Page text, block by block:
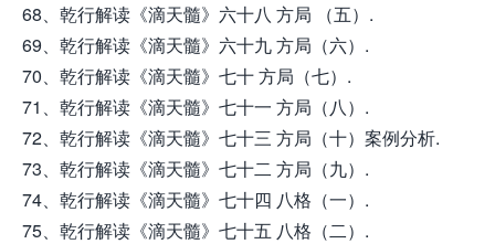
68、乾行解读《滴天髓》六十八 方局 （五）.
69、乾行解读《滴天髓》六十九 方局（六）.
70、乾行解读《滴天髓》七十 方局（七）.
71、乾行解读《滴天髓》七十一 方局（八）.
72、乾行解读《滴天髓》七十三 方局（十）案例分析.
73、乾行解读《滴天髓》七十二 方局（九）.
74、乾行解读《滴天髓》七十四 八格（一）.
75、乾行解读《滴天髓》七十五 八格（二）.